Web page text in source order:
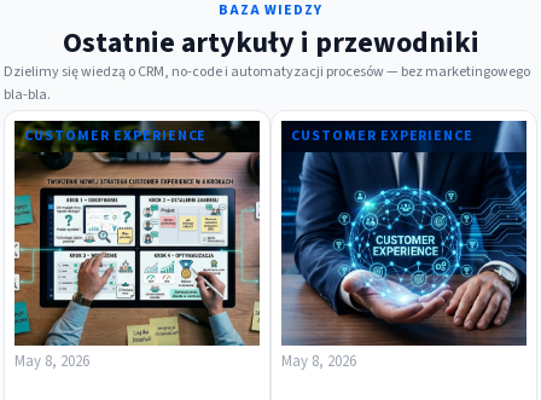
BAZA WIEDZY
Ostatnie artykuły i przewodniki
Dzielimy się wiedzą o CRM, no-code i automatyzacji procesów — bez marketingowego
bla-bla.
CUSTOMER EXPERIENCE
May 8, 2026
CUSTOMER EXPERIENCE
May 8, 2026